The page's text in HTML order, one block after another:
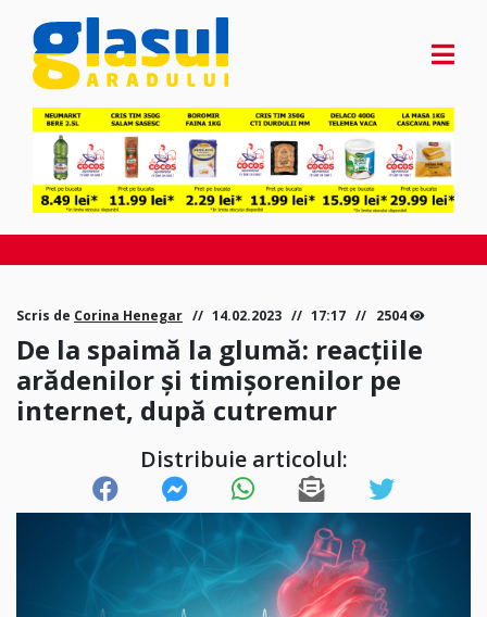
Scris de Corina Henegar 14.02.2023 17:17 2504
De la spaimă la glumă: reacțiile
arădenilor și timișorenilor pe
internet, după cutremur
Distribuie articolul: